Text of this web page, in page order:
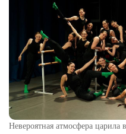
Невероятная атмосфера царила